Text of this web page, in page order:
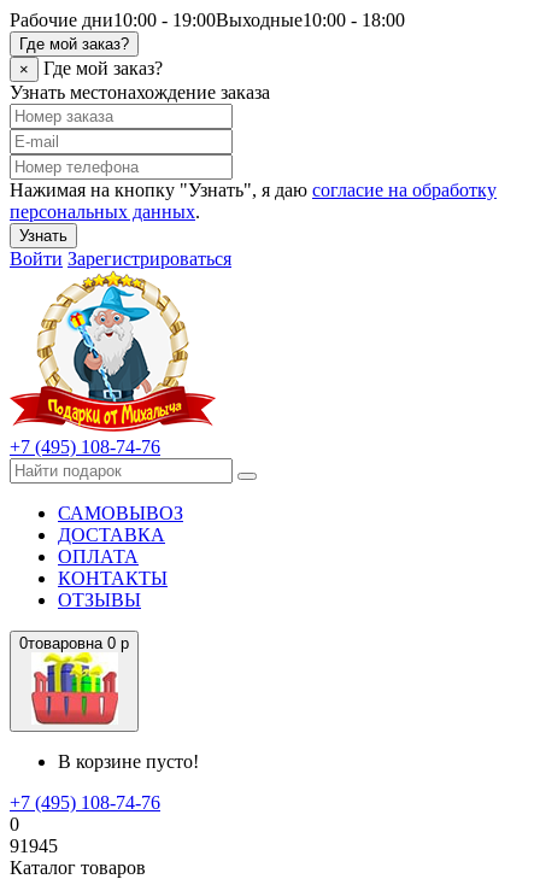
Рабочие дни10:00 - 19:00Выходные10:00 - 18:00
Где мой заказ?
×
Где мой заказ?
Узнать местонахождение заказа
Нажимая на кнопку "Узнать", я даю согласие на обработку
персональных данных.
Узнать
Войти Зарегистрироваться
+7 (495) 108-74-76
САМОВЫВОЗ
ДОСТАВКА
ОПЛАТА
КОНТАКТЫ
ОТЗЫВЫ
0товаровна 0 р
В корзине пусто!
+7 (495) 108-74-76
0
91945
Каталог товаров